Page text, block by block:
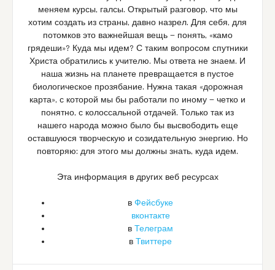
меняем курсы, галсы. Открытый разговор, что мы
хотим создать из страны, давно назрел. Для себя, для
потомков это важнейшая вещь — понять, «камо
грядеши»? Куда мы идем? С таким вопросом спутники
Христа обратились к учителю. Мы ответа не знаем. И
наша жизнь на планете превращается в пустое
биологическое прозябание. Нужна такая «дорожная
карта», с которой мы бы работали по иному — четко и
понятно, с колоссальной отдачей. Только так из
нашего народа можно было бы высвободить еще
оставшуюся творческую и созидательную энергию. Но
повторяю: для этого мы должны знать, куда идем.
Эта информация в других веб ресурсах
в Фейсбуке
вконтакте
в Телеграм
в Твиттере